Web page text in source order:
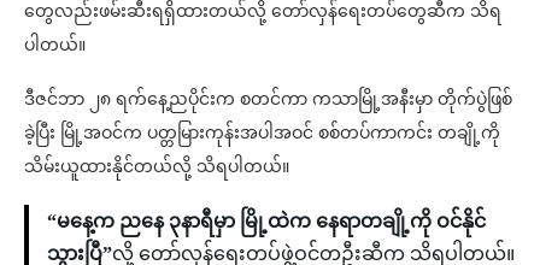
တွေလည်းဖမ်းဆီးရရှိထားတယ်လို့ တော်လှန်ရေးတပ်တွေဆီက သိရ
ပါတယ်။
ဒီဇင်ဘာ ၂‌‌၈ ရက်နေ့ညပိုင်းက စတင်ကာ ကသာမြို့အနီးမှာ တိုက်ပွဲဖြစ်
ခဲ့ပြီး မြို့အဝင်က ပတ္တမြားကုန်းအပါအဝင် စစ်တပ်ကာကင်း တချို့ကို
သိမ်းယူထားနိုင်တယ်လို့ သိရပါတယ်။
“မနေ့က ညနေ ၃နာရီမှာ မြို့ထဲက နေရာတချို့ကို ဝင်နိုင်
သွားပြီ”လို့ တော်လှန်ရေးတပ်ဖွဲ့ဝင်တဦးဆီက သိရပါတယ်။